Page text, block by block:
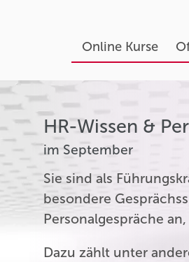
Online Kurse
HR-Wissen &
im September
Sie sind als
besondere
Personalgespräche
Dazu zählt unter